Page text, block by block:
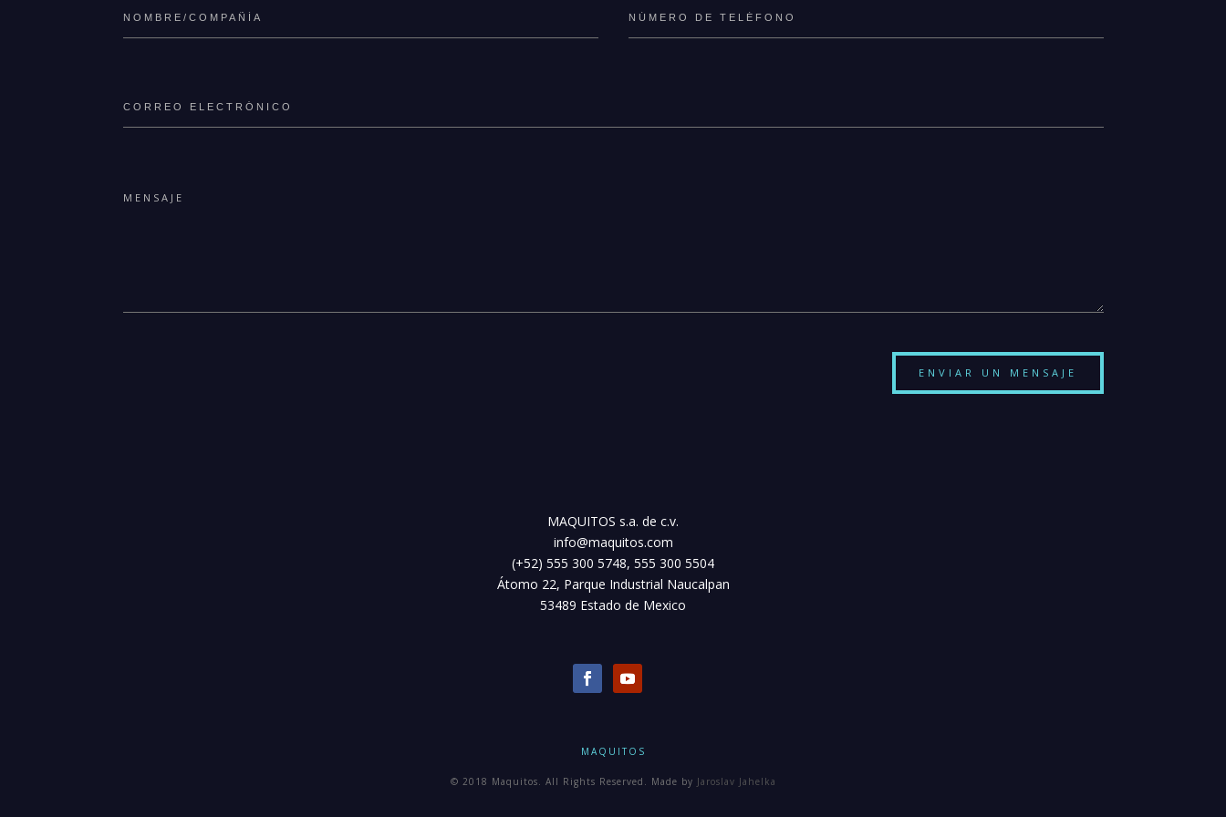
ENVIAR UN MENSAJE
MAQUITOS s.a. de c.v.
info@maquitos.com
(+52) 555 300 5748, 555 300 5504
Átomo 22, Parque Industrial Naucalpan
53489 Estado de Mexico
MAQUITOS
© 2018 Maquitos. All Rights Reserved. Made by Jaroslav Jahelka